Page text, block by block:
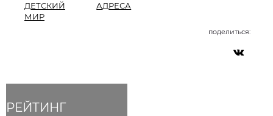
РЕЙТИНГ
ДЕТСКИЙ
МИР
АДРЕСА
поделиться: